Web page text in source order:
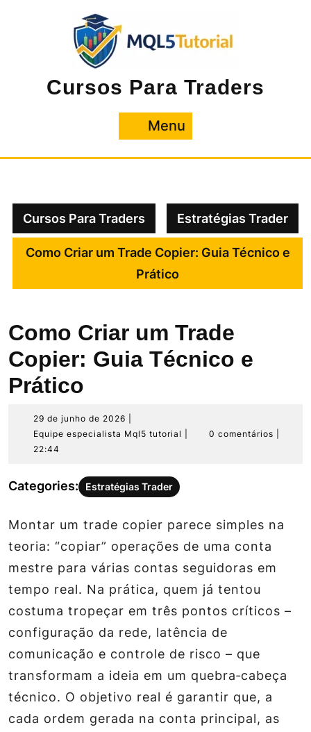
Cursos Para Traders
Menu
Cursos Para Traders Estratégias Trader
Como Criar um Trade Copier: Guia Técnico e
Prático
Como Criar um Trade
Copier: Guia Técnico e
Prático
29 de junho de 2026
de
2026
Equipe especialista Mql5 tutorial
Equipe0 comentários
22:44
Categories: Estratégias Trader
Montar um trade copier parece simples na
teoria: “copiar” operações de uma conta
mestre para várias contas seguidoras em
tempo real. Na prática, quem já tentou
costuma tropeçar em três pontos críticos –
configuração da rede, latência de
comunicação e controle de risco – que
transformam a ideia em um quebra‑cabeça
técnico. O objetivo real é garantir que, a
cada ordem gerada na conta principal, as